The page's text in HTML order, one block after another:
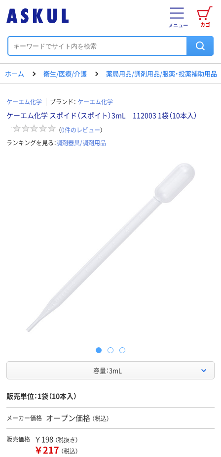
カゴ
メニュー
ホーム 衛生/医療/介護 薬局用品/調剤用品/服薬・投薬補助用品
ケーエム化学 ブランド： ケーエム化学
ケーエム化学 スポイド（スポイト）3mL 112003 1袋（10本入）
（0件のレビュー）
ランキングを見る：調剤器具/調剤用品
容量：3mL
販売単位：1袋（10本入）
メーカー価格 オープン価格 （税込）
販売価格 ￥198 （税抜き）
￥217 （税込）